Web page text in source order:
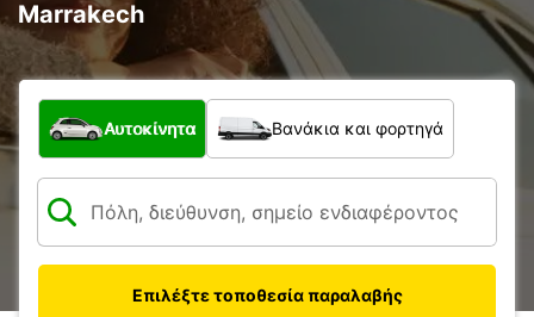
Marrakech
Τι τύπος οχήματος;
Αυτοκίνητα Βανάκια και φορτηγά
Επιλέξτε τοποθεσία παραλαβής